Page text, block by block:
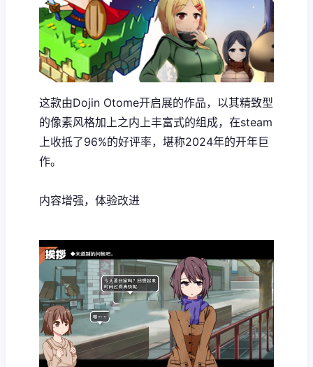
这款由Dojin Otome开启展的作品，以其精致型
的像素风格加上之内上丰富式的组成，在steam
上收抵了​​96%的好评率​​，堪称2024年的开年巨
作。
内容增强，体验改进